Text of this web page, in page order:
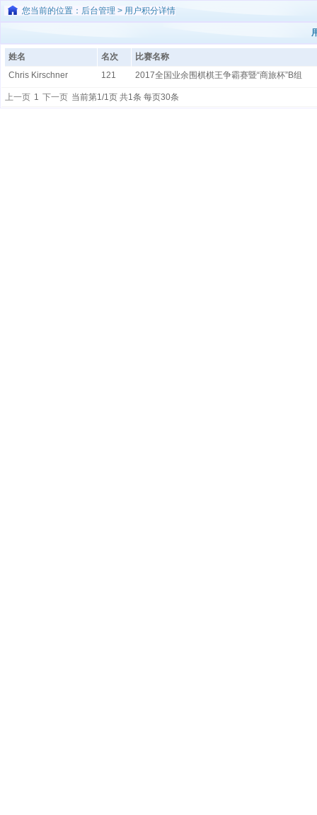
您当前的位置：后台管理 > 用户积分详情
姓名 名次
比赛名称
Chris Kirschner
121 2017全国业余围棋棋王争霸赛暨“商旅杯”B组
上一页 1 下一页 当前第1/1页 共1条 每页30条